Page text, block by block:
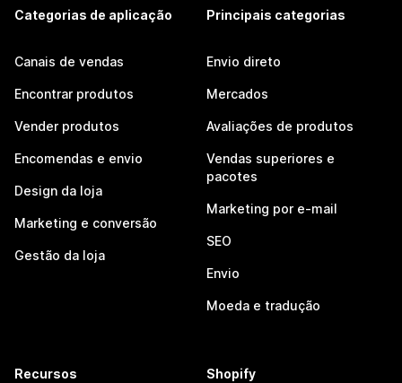
Categorias de aplicação
Canais de vendas
Encontrar produtos
Vender produtos
Encomendas e envio
Design da loja
Marketing e conversão
Gestão da loja
Principais categorias
Envio direto
Mercados
Avaliações de produtos
Vendas superiores e
pacotes
Marketing por e-mail
SEO
Envio
Moeda e tradução
Recursos Shopify